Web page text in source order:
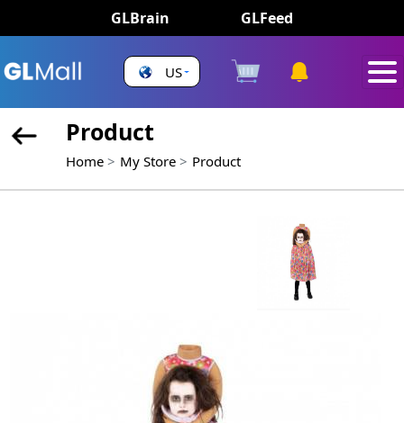
GLBrain GLFeed
US
Product
Home My Store Product